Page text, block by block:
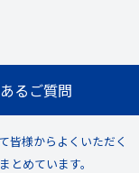
るご質問
皆様からよくいただく
とめています。